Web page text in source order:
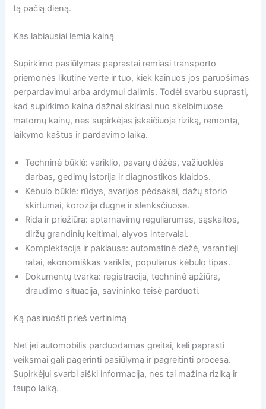
tą pačią dieną.
Kas labiausiai lemia kainą
Supirkimo pasiūlymas paprastai remiasi transporto
priemonės likutine verte ir tuo, kiek kainuos jos paruošimas
perpardavimui arba ardymui dalimis. Todėl svarbu suprasti,
kad supirkimo kaina dažnai skiriasi nuo skelbimuose
matomų kainų, nes supirkėjas įskaičiuoja riziką, remontą,
laikymo kaštus ir pardavimo laiką.
Techninė būklė: variklio, pavarų dėžės, važiuoklės
darbas, gedimų istorija ir diagnostikos klaidos.
Kėbulo būklė: rūdys, avarijos pėdsakai, dažų storio
skirtumai, korozija dugne ir slenksčiuose.
Rida ir priežiūra: aptarnavimų reguliarumas, sąskaitos,
diržų grandinių keitimai, alyvos intervalai.
Komplektacija ir paklausa: automatinė dėžė, varantieji
ratai, ekonomiškas variklis, populiarus kėbulo tipas.
Dokumentų tvarka: registracija, techninė apžiūra,
draudimo situacija, savininko teisė parduoti.
Ką pasiruošti prieš vertinimą
Net jei automobilis parduodamas greitai, keli paprasti
veiksmai gali pagerinti pasiūlymą ir pagreitinti procesą.
Supirkėjui svarbi aiški informacija, nes tai mažina riziką ir
taupo laiką.